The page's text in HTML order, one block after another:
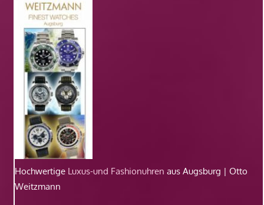
Hochwertige Luxus-und Fashionuhren aus Augsburg | Otto
Weitzmann